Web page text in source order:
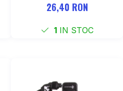
26,40 RON
1IN STOC